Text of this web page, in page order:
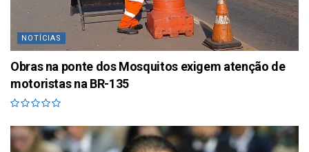
NOTÍCIAS
Obras na ponte dos Mosquitos exigem atenção de
motoristas na BR-135